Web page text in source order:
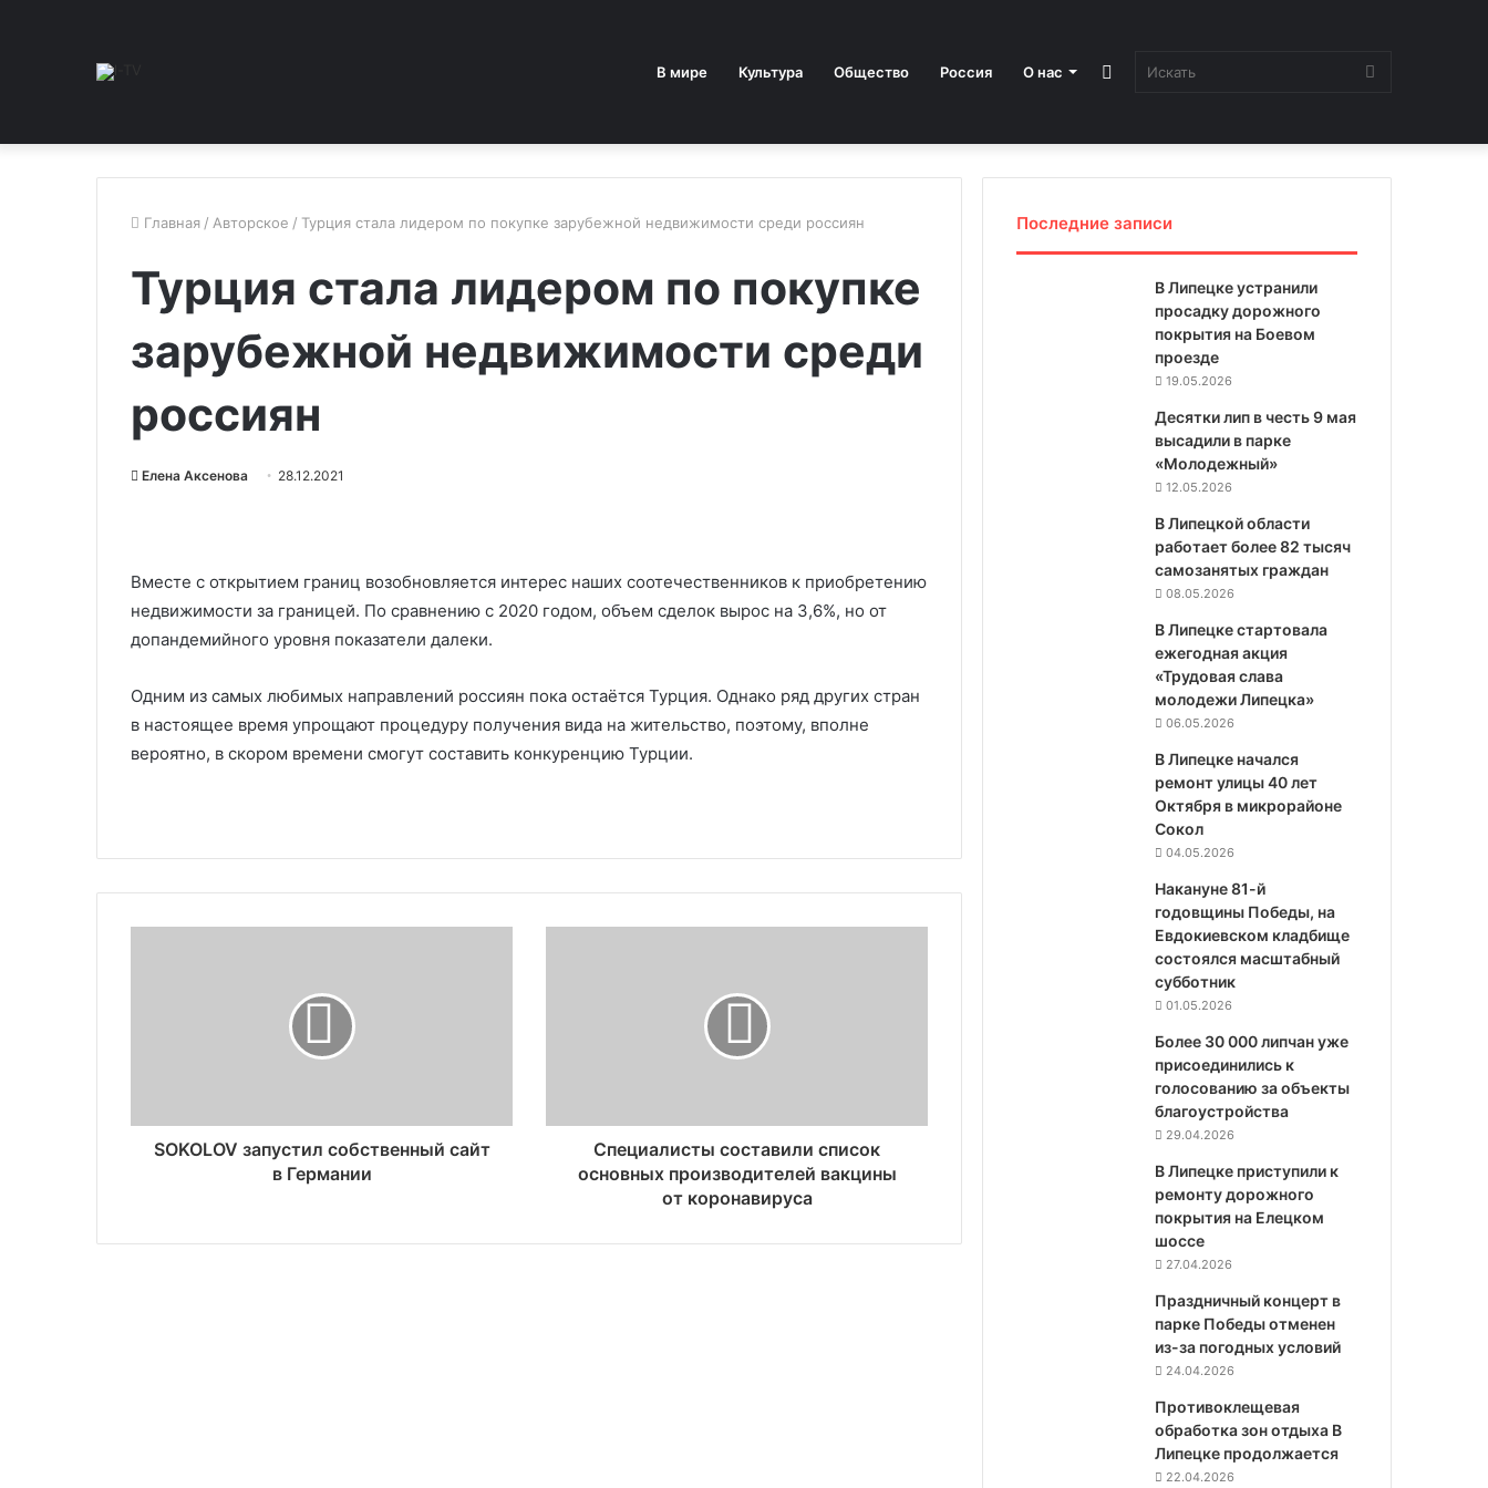
В мире Культура Общество Россия О нас Искать
Sidebar
Главная / Авторское / Турция стала лидером по покупке зарубежной недвижимости среди россиян
Турция стала лидером по покупке
зарубежной недвижимости среди
россиян
Елена Аксенова 28.12.2021
Вместе с открытием границ возобновляется интерес наших соотечественников к приобретению
недвижимости за границей. По сравнению с 2020 годом, объем сделок вырос на 3,6%, но от
допандемийного уровня показатели далеки.
Одним из самых любимых направлений россиян пока остаётся Турция. Однако ряд других стран
в настоящее время упрощают процедуру получения вида на жительство, поэтому, вполне
вероятно, в скором времени смогут составить конкуренцию Турции.
SOKOLOV запустил собственный сайт
в Германии
Специалисты составили список
основных производителей вакцины
от коронавируса
Последние записи
В Липецке устранили
просадку дорожного
покрытия на Боевом
проезде
19.05.2026
Десятки лип в честь 9 мая
высадили в парке
«Молодежный»
12.05.2026
В Липецкой области
работает более 82 тысяч
самозанятых граждан
08.05.2026
В Липецке стартовала
ежегодная акция
«Трудовая слава
молодежи Липецка»
06.05.2026
В Липецке начался
ремонт улицы 40 лет
Октября в микрорайоне
Сокол
04.05.2026
Накануне 81-й
годовщины Победы, на
Евдокиевском кладбище
состоялся масштабный
субботник
01.05.2026
Более 30 000 липчан уже
присоединились к
голосованию за объекты
благоустройства
29.04.2026
В Липецке приступили к
ремонту дорожного
покрытия на Елецком
шоссе
27.04.2026
Праздничный концерт в
парке Победы отменен
из-за погодных условий
24.04.2026
Противоклещевая
обработка зон отдыха В
Липецке продолжается
22.04.2026